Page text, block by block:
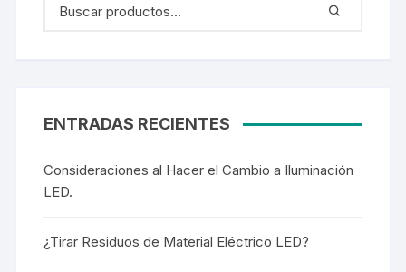
ENTRADAS RECIENTES
Consideraciones al Hacer el Cambio a Iluminación
LED.
¿Tirar Residuos de Material Eléctrico LED?